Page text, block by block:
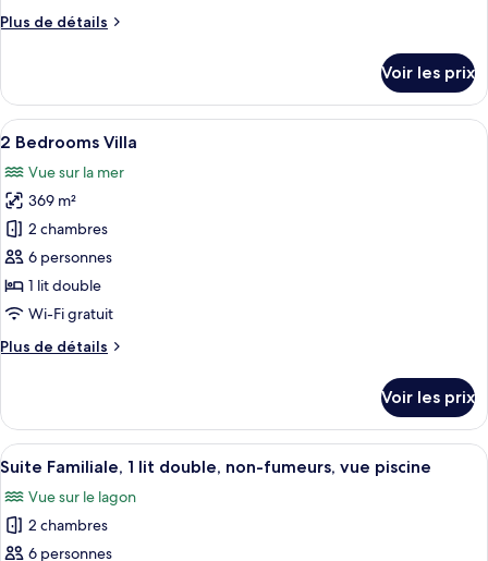
canapé-
chambre :
2
lits
place,
vue
piscine
Plus de détails
Plus
le
type
de
Chambre
Deluxe,
lits
une
place,
vue
piscine
Voir les prix
Afficher
toutes
les
photos
pour
ce
type
de
chambre :
2
Un complexe hôtelier comprenant
8
2 Bedrooms Villa
Vue sur la mer
369 m²
2 chambres
6 personnes
1 lit double
Wi-Fi gratuit
Plus de détails
Plus
le
type
de
2
Bedrooms
Voir les prix
Afficher
toutes
les
photos
pour
Un salon moderne avec un canapé,
8
Suite Familiale, 1 lit double, non-fumeurs, vue piscine
Vue sur le lagon
2 chambres
6 personnes